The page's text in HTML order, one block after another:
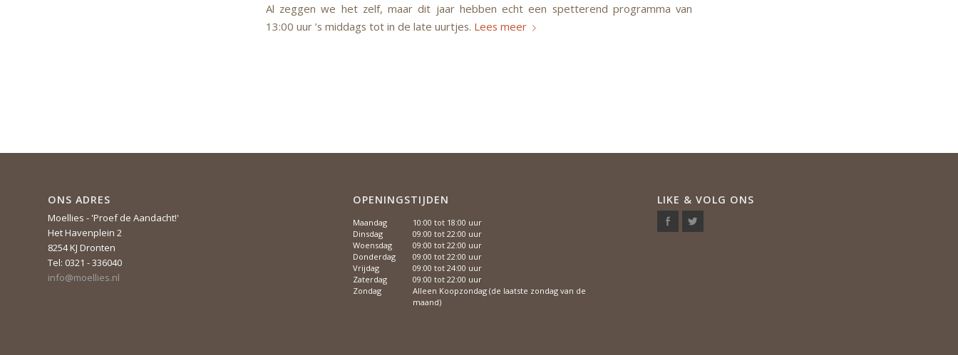
Al zeggen we het zelf, maar dit jaar hebben echt een spetterend programma van
13:00 uur ’s middags tot in de late uurtjes. Lees meer
ONS ADRES
Moellies - 'Proef de Aandacht!'
Het Havenplein 2
8254 KJ Dronten
Tel: 0321 - 336040
info@moellies.nl
OPENINGSTIJDEN
Maandag
Dinsdag
Woensdag
Donderdag
Vrijdag
Zaterdag
Zondag
10:00 tot 18:00 uur
09:00 tot 22:00 uur
09:00 tot 22:00 uur
09:00 tot 22:00 uur
09:00 tot 24:00 uur
09:00 tot 22:00 uur
Alleen Koopzondag (de laatste zondag van de
maand)
LIKE & VOLG ONS